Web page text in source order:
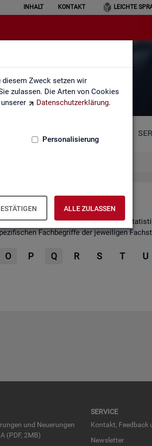
diesem Zweck setzen wir
zulassen. Die Arten von Cookies
Datenschutzerklärung.
Personalisierung
ALLE ZULASSEN
INHALT KONTAKT LEICHTE
in den ver­schie­de­nen Pro­duk­ten der
Fach­be­grif­fe der je­wei­li­gen
O P Q R S T U
und Neue­run­gen
(PDF, 2MB)
SER­VICE
Kon­takt, Feed­back
News­let­ter